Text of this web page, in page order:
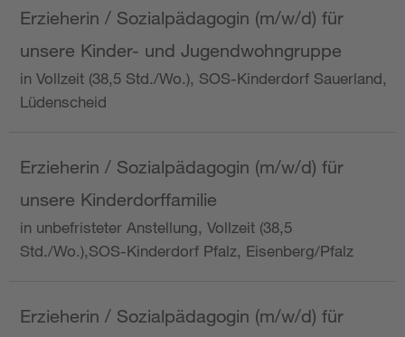
Erzieherin / Sozialpädagogin (m/w/d) für
unsere Kinder- und Jugendwohngruppe
in Vollzeit (38,5 Std./Wo.), SOS-Kinderdorf Sauerland,
Lüdenscheid
Erzieherin / Sozialpädagogin (m/w/d) für
unsere Kinderdorffamilie
in unbefristeter Anstellung, Vollzeit (38,5
Std./Wo.),SOS-Kinderdorf Pfalz, Eisenberg/Pfalz
Erzieherin / Sozialpädagogin (m/w/d) für